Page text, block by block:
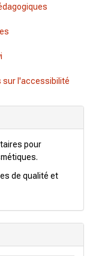
sur l'accessibilité
pour
de qualité et